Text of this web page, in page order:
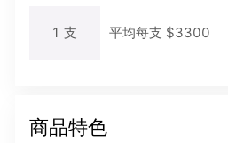
1 支 平均每支 $3300
商品特色